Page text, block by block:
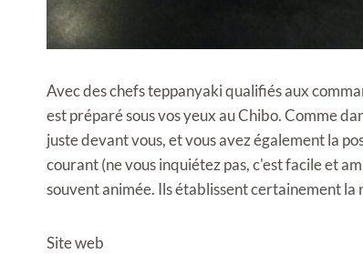
Avec des chefs teppanyaki qualifiés aux
est préparé sous vos yeux au Chibo. Comme
juste devant vous, et vous avez également la
courant (ne vous inquiétez pas, c'est facile et
souvent animée. Ils établissent certainement
Site web